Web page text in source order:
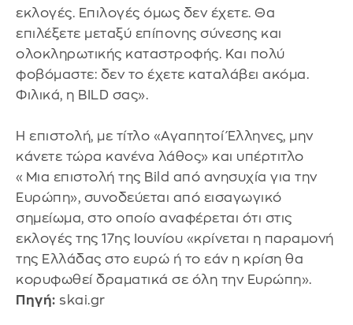
εκλογές. Επιλογές όμως δεν έχετε. Θα
επιλέξετε μεταξύ επίπονης σύνεσης και
ολοκληρωτικής καταστροφής. Και πολύ
φοβόμαστε: δεν το έχετε καταλάβει ακόμα.
Φιλικά, η BILD σας».
Η επιστολή, με τίτλο «Αγαπητοί Έλληνες, μην
κάνετε τώρα κανένα λάθος» και υπέρτιτλο
«Μια επιστολή της Bild από ανησυχία για την
Ευρώπη», συνοδεύεται από εισαγωγικό
σημείωμα, στο οποίο αναφέρεται ότι στις
εκλογές της 17ης Ιουνίου «κρίνεται η παραμονή
της Ελλάδας στο ευρώ ή το εάν η κρίση θα
κορυφωθεί δραματικά σε όλη την Ευρώπη».
Πηγή: skai.gr